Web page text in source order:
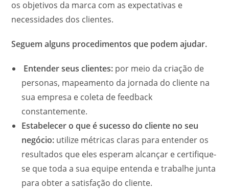
os objetivos da marca com as expectativas e
necessidades dos clientes.
Seguem alguns procedimentos que podem ajudar.
Entender seus clientes: por meio da criação de
personas, mapeamento da jornada do cliente na
sua empresa e coleta de feedback
constantemente.
Estabelecer o que é sucesso do cliente no seu
negócio: utilize métricas claras para entender os
resultados que eles esperam alcançar e certifique-
se que toda a sua equipe entenda e trabalhe junta
para obter a satisfação do cliente.